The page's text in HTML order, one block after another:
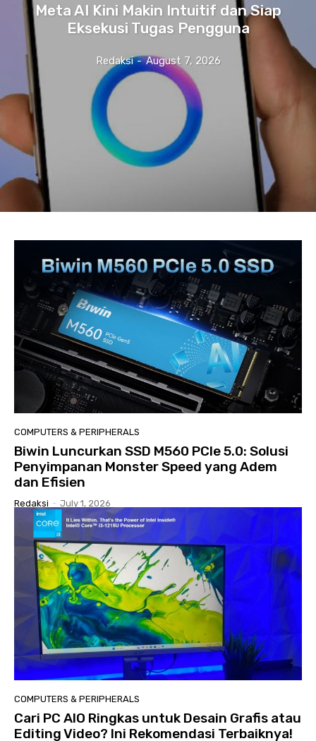
Meta AI Kini Makin Intuitif dan Siap
Eksekusi Tugas Pengguna
Redaksi - August 7, 2026
COMPUTERS & PERIPHERALS
Biwin Luncurkan SSD M560 PCIe 5.0: Solusi
Penyimpanan Monster Speed yang Adem
dan Efisien
Redaksi - July 1, 2026
COMPUTERS & PERIPHERALS
Cari PC AIO Ringkas untuk Desain Grafis atau
Editing Video? Ini Rekomendasi Terbaiknya!